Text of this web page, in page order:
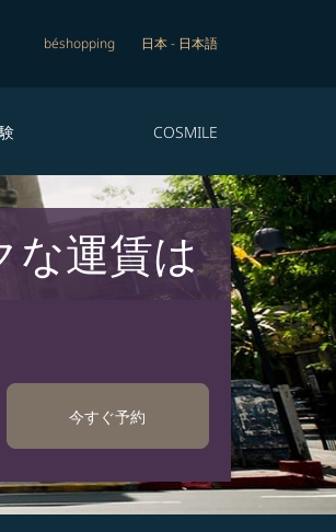
béshopping 日本- 日本語
COSMILE
な運賃は
今すぐ予約